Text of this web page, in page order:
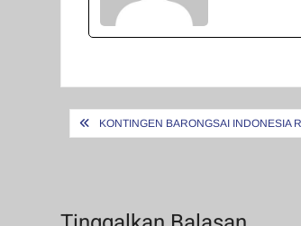
Navigasi
KONTINGEN BARONGSAI INDONESIA